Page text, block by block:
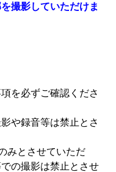
撮影していただけま
を必ずご確認くださ
や録音等は禁止とさ
みとさせていただ
の撮影は禁止とさせ